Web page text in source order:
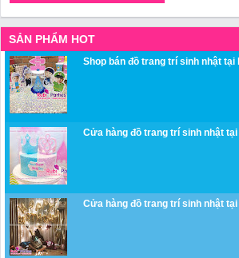
SẢN PHẨM HOT
Shop bán đồ trang trí sinh nhật tại
Cửa hàng đồ trang trí sinh nhật
Cửa hàng đồ trang trí sinh nhật tại